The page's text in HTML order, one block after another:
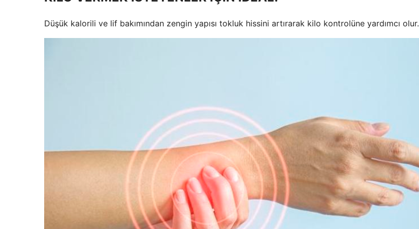
Düşük kalorili ve lif bakımından zengin yapısı tokluk hissini artırarak kilo kontrolüne yardımcı olur.